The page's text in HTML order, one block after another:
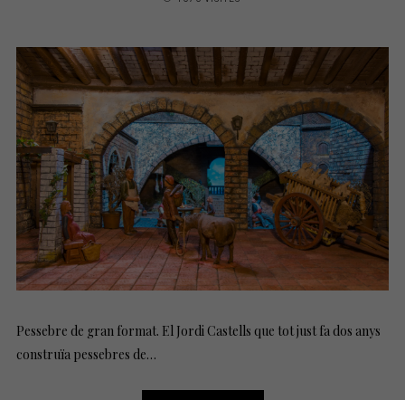
T
E
D
O
N
Pessebre de gran format. El Jordi Castells que tot just fa dos anys
construïa pessebres de…